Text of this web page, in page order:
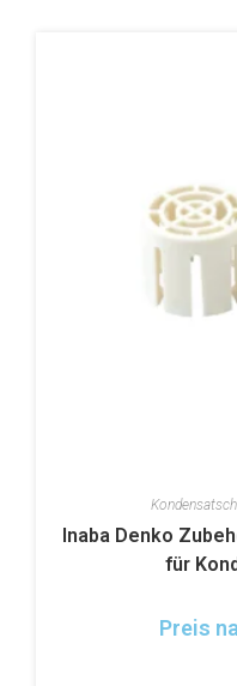
Inaba Denko
für
Preis